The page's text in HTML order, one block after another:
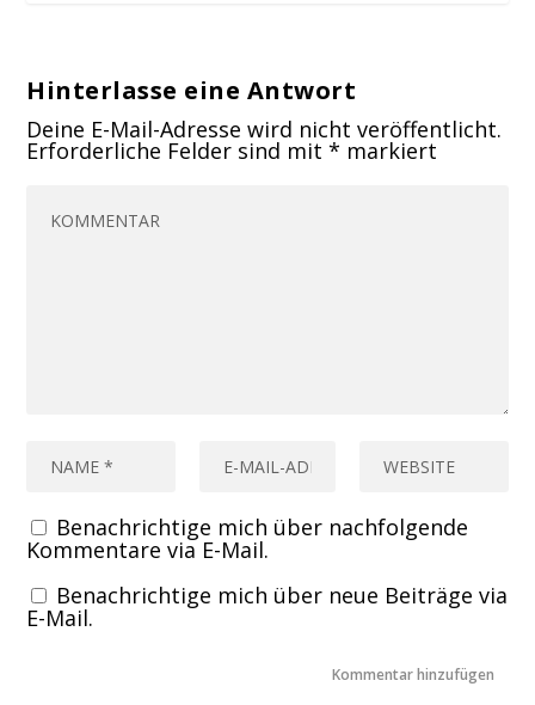
Hinterlasse eine Antwort
Deine E-Mail-Adresse wird nicht veröffentlicht.
Erforderliche Felder sind mit* markiert
Benachrichtige mich über nachfolgende
Kommentare via E-Mail.
Benachrichtige mich über neue Beiträge via
E-Mail.